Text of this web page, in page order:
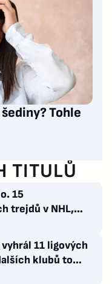
Tohle
TITULŮ
15
trejdů v NHL,
na poslední
11 ligových
klubů to
i víckrát